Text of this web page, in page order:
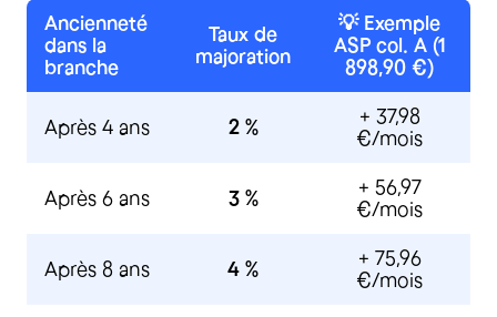
Ancienneté
dans la
branche
Taux de
majoration
💡 Exemple
ASP col. A (1
898,90 €)
Après 4 ans 2 %
+ 37,98
€/mois
Après 6 ans 3 %
+ 56,97
€/mois
Après 8 ans 4 %
+ 75,96
€/mois